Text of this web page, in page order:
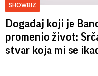
SHOWBIZ
Događaj koji je
promenio život:
stvar koja mi se